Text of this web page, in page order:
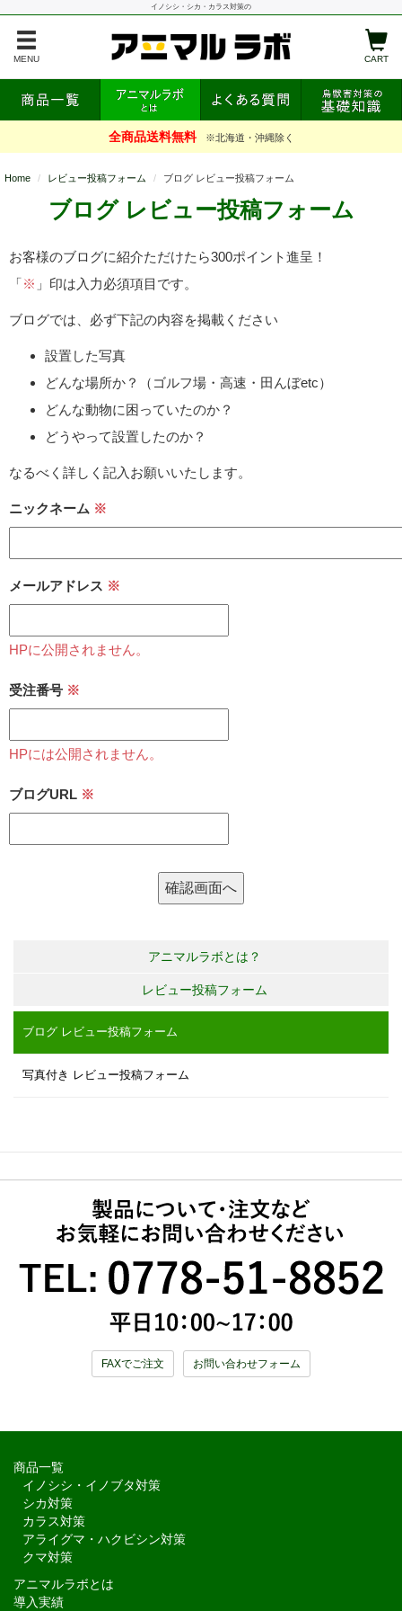
イノシシ・シカ・カラス対策の
MENU CART
全商品送料無料 ※北海道・沖縄除く
Home レビュー投稿フォーム ブログ レビュー投稿フォーム
ブログ レビュー投稿フォーム
お客様のブログに紹介ただけたら300ポイント進呈！
「※ 」印は入力必須項目です。
ブログでは、必ず下記の内容を掲載ください
設置した写真
どんな場所か？（ゴルフ場・高速・田んぼetc）
どんな動物に困っていたのか？
どうやって設置したのか？
なるべく詳しく記入お願いいたします。
ニックネーム ※
メールアドレス ※
HPに公開されません。
受注番号 ※
HPには公開されません。
ブログURL ※
アニマルラボとは？
レビュー投稿フォーム
ブログ レビュー投稿フォーム
写真付き レビュー投稿フォーム
FAXでご注文 お問い合わせフォーム
商品一覧
イノシシ・イノブタ対策
シカ対策
カラス対策
アライグマ・ハクビシン対策
クマ対策
アニマルラボとは
導入実績